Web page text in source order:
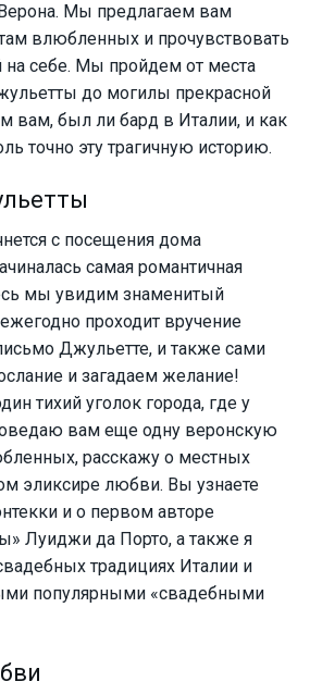
Мы предлагаем вам
влюбленных и прочувствовать
на себе. Мы пройдем от места
до могилы прекрасной
вам, был ли бард в Италии, и как
точно эту трагичную историю.
с посещения дома
самая романтичная
мы увидим знаменитый
проходит вручение
Джульетте, и также сами
и загадаем желание!
тихий уголок города, где у
вам еще одну веронскую
расскажу о местных
эликсире любви. Вы узнаете
и о первом авторе
Луиджи да Порто, а также я
традициях Италии и
популярными «свадебными